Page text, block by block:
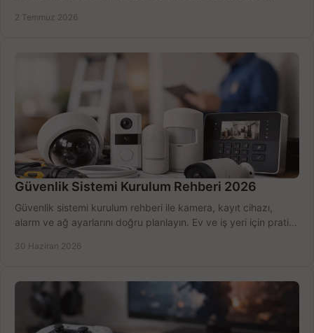
2 Temmuz 2026
Güvenlik Sistemi Kurulum Rehberi 2026
Güvenlik sistemi kurulum rehberi ile kamera, kayıt cihazı,
alarm ve ağ ayarlarını doğru planlayın. Ev ve iş yeri için pratik
30 Haziran 2026